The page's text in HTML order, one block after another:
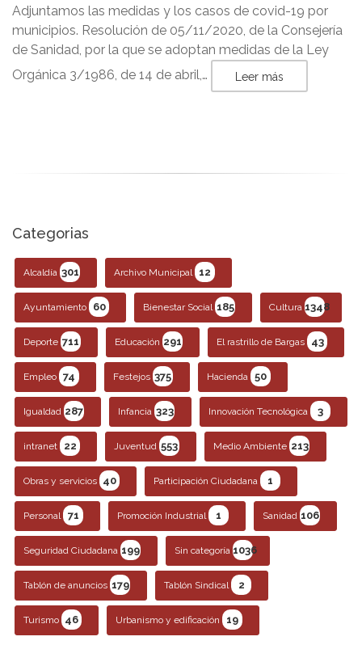
Adjuntamos las medidas y los casos de covid-19 por
municipios. Resolución de 05/11/2020, de la Consejería
de Sanidad, por la que se adoptan medidas de la Ley
Orgánica 3/1986, de 14 de abril,…
Leer más
Categorias
Alcaldía 301 Archivo Municipal 12
Ayuntamiento 60 Bienestar Social 185 Cultura 1348
Deporte 711 Educación 291 El rastrillo de Bargas 43
Empleo 74 Festejos 375 Hacienda 50
Igualdad 287 Infancia 323 Innovación Tecnológica 3
intranet 22 Juventud 553 Medio Ambiente 213
Obras y servicios 40 Participación Ciudadana 1
Personal 71 Promoción Industrial 1 Sanidad 106
Seguridad Ciudadana 199 Sin categoría 1036
Tablón de anuncios 179 Tablón Sindical 2
Turismo 46 Urbanismo y edificación 19